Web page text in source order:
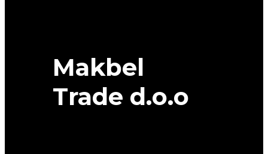
Makbel
Trade d.o.o